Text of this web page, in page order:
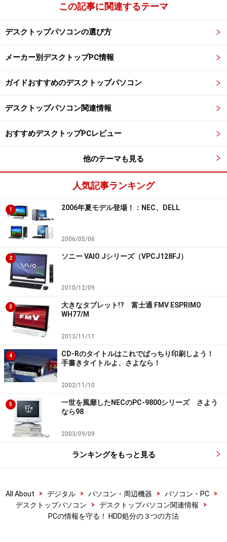
この記事に関連するテーマ
デスクトップパソコンの選び方
メーカー別デスクトップPC情報
ガイドおすすめのデスクトップパソコン
デスクトップパソコン関連情報
おすすめデスクトップPCレビュー
他のテーマも見る
人気記事ランキング
1 2006年夏モデル登場！：NEC、DELL
2006/05/06
2 ソニー VAIO Jシリーズ（VPCJ128FJ）
2010/12/09
3
大きなタブレット!? 富士通 FMV ESPRIMO
WH77/M
2013/11/11
4
CD-Rのタイトルはこれでばっちり印刷しよう！
手書きタイトルよ、さよなら！
2002/11/10
5
一世を風靡したNECのPC-9800シリーズ さよう
なら98
2003/09/09
ランキングをもっと見る
All About > デジタル > パソコン・周辺機器 > パソコン・PC
>
デスクトップパソコン
> デスクトップパソコン関連情報
>
PCの情報を守る！ HDD処分の３つの方法